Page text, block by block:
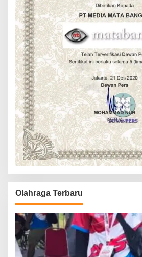
Olahraga Terbaru